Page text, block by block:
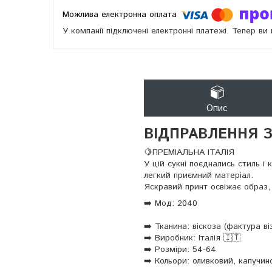
У компанії підключені електронні платежі.
Опис
ВІДПРАВЛЕННЯ
🍋ПРЕМІАЛЬНА ІТАЛІЯ
У цій сукні поєднались стиль
легкий приємний матеріал.
Яскравий принт освіжає
➡️ Мод: 2040
➡️ Тканина: віскоза (фактура
➡️ Виробник: Італія 🇮🇹
➡️ Розміри: 54-64
➡️ Кольори: оливковий,